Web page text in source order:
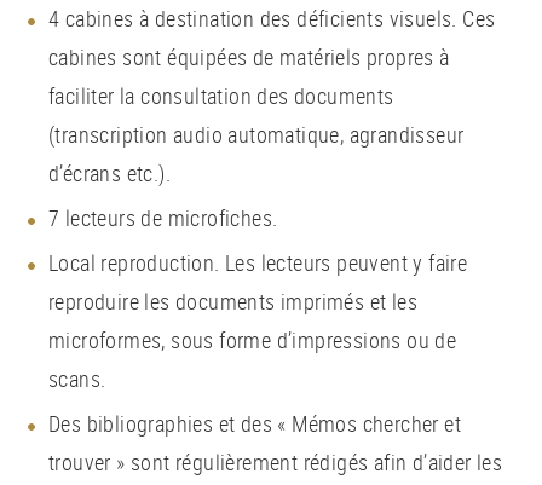
4 cabines à destination des déficients visuels. Ces
cabines sont équipées de matériels propres à
faciliter la consultation des documents
(transcription audio automatique, agrandisseur
d’écrans etc.).
7 lecteurs de microfiches.
Local reproduction. Les lecteurs peuvent y faire
reproduire les documents imprimés et les
microformes, sous forme d’impressions ou de
scans.
Des bibliographies et des « Mémos chercher et
trouver » sont régulièrement rédigés afin d’aider les